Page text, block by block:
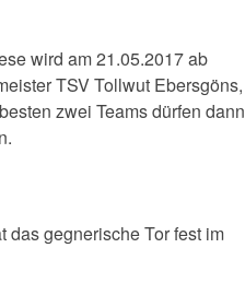
wird am 21.05.2017 ab
TSV Tollwut Ebersgöns,
zwei Teams dürfen dann
das gegnerische Tor fest im